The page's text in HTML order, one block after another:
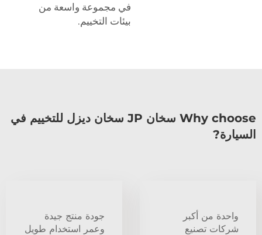
في مجموعة واسعة من
بيئات التخييم.
Why choose سخان JP سخان ديزل للتخييم في
السيارة?
واحدة من أكبر
شركات تصنيع
جودة منتج جيدة
وعمر استخدام طويل